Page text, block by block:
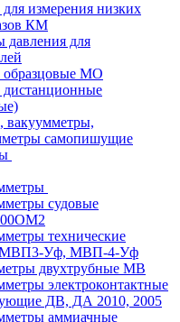
измерения низких
КМ
давления для
МО
вакуумметры,
самопишущие
судовые
технические
Уф, МВП-4-Уф
двухтрубные МВ
электроконтактные
ДВ, ДА 2010, 2005
аммиачные